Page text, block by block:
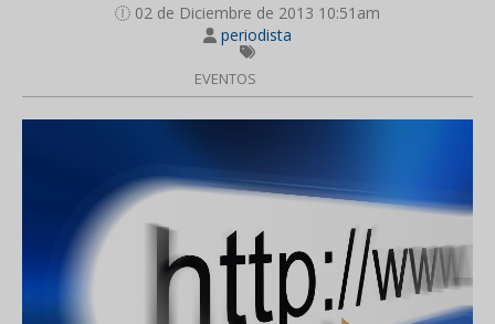
02 de Diciembre de 2013 10:51am
periodista
EVENTOS